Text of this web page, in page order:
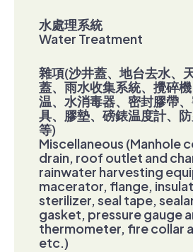
水處理系統
Water Treatment
雜項(沙井蓋、地台去水、
蓋、雨水收集系統、攪碎
温、水消毒器、密封膠帶
具、膠墊、磅錶温度計、
等)
Miscellaneous (Manhole
drain, roof outlet and
rainwater harvesting
macerator, flange,
sterilizer, seal tape,
gasket, pressure gauge
thermometer, fire collar
etc.)